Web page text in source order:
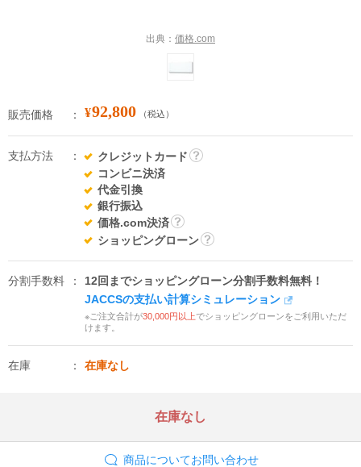
出典： 価格.com
販売価格 ¥92,800 （税込）
支払方法
クレジットカード
コンビニ決済
代金引換
銀行振込
価格.com決済
詳
ショッピングローン
分割手数料
12回までショッピングローン分割手数料無料！
JACCSの支払い計算シミュレーション
※ご注文合計が30,000円以上でショッピングローンをご利用いただ
けます。
在庫 在庫なし
在庫なし
商品についてお問い合わせ